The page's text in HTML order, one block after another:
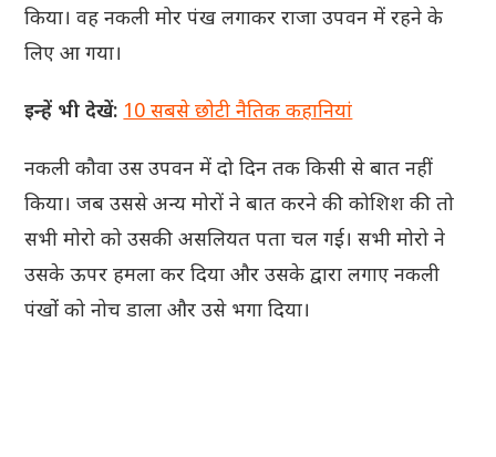
किया। वह नकली मोर पंख लगाकर राजा उपवन में रहने के
लिए आ गया।
इन्हें भी देखें: 10 सबसे छोटी नैतिक कहानियां
नकली कौवा उस उपवन में दो दिन तक किसी से बात नहीं
किया। जब उससे अन्य मोरों ने बात करने की कोशिश की तो
सभी मोरो को उसकी असलियत पता चल गई। सभी मोरो ने
उसके ऊपर हमला कर दिया और उसके द्वारा लगाए नकली
पंखोंं को नोच डाला और उसे भगा दिया।